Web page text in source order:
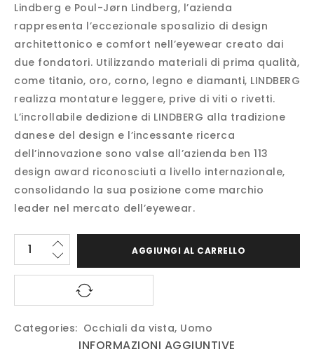
Lindberg e Poul-Jørn Lindberg, l’azienda
rappresenta l’eccezionale sposalizio di design
architettonico e comfort nell’eyewear creato dai
due fondatori. Utilizzando materiali di prima qualità,
come titanio, oro, corno, legno e diamanti, LINDBERG
realizza montature leggere, prive di viti o rivetti.
L’incrollabile dedizione di LINDBERG alla tradizione
danese del design e l’incessante ricerca
dell’innovazione sono valse all’azienda ben 113
design award riconosciuti a livello internazionale,
consolidando la sua posizione come marchio
leader nel mercato dell’eyewear.
AGGIUNGI AL CARRELLO
Categories: Occhiali da vista, Uomo
INFORMAZIONI AGGIUNTIVE